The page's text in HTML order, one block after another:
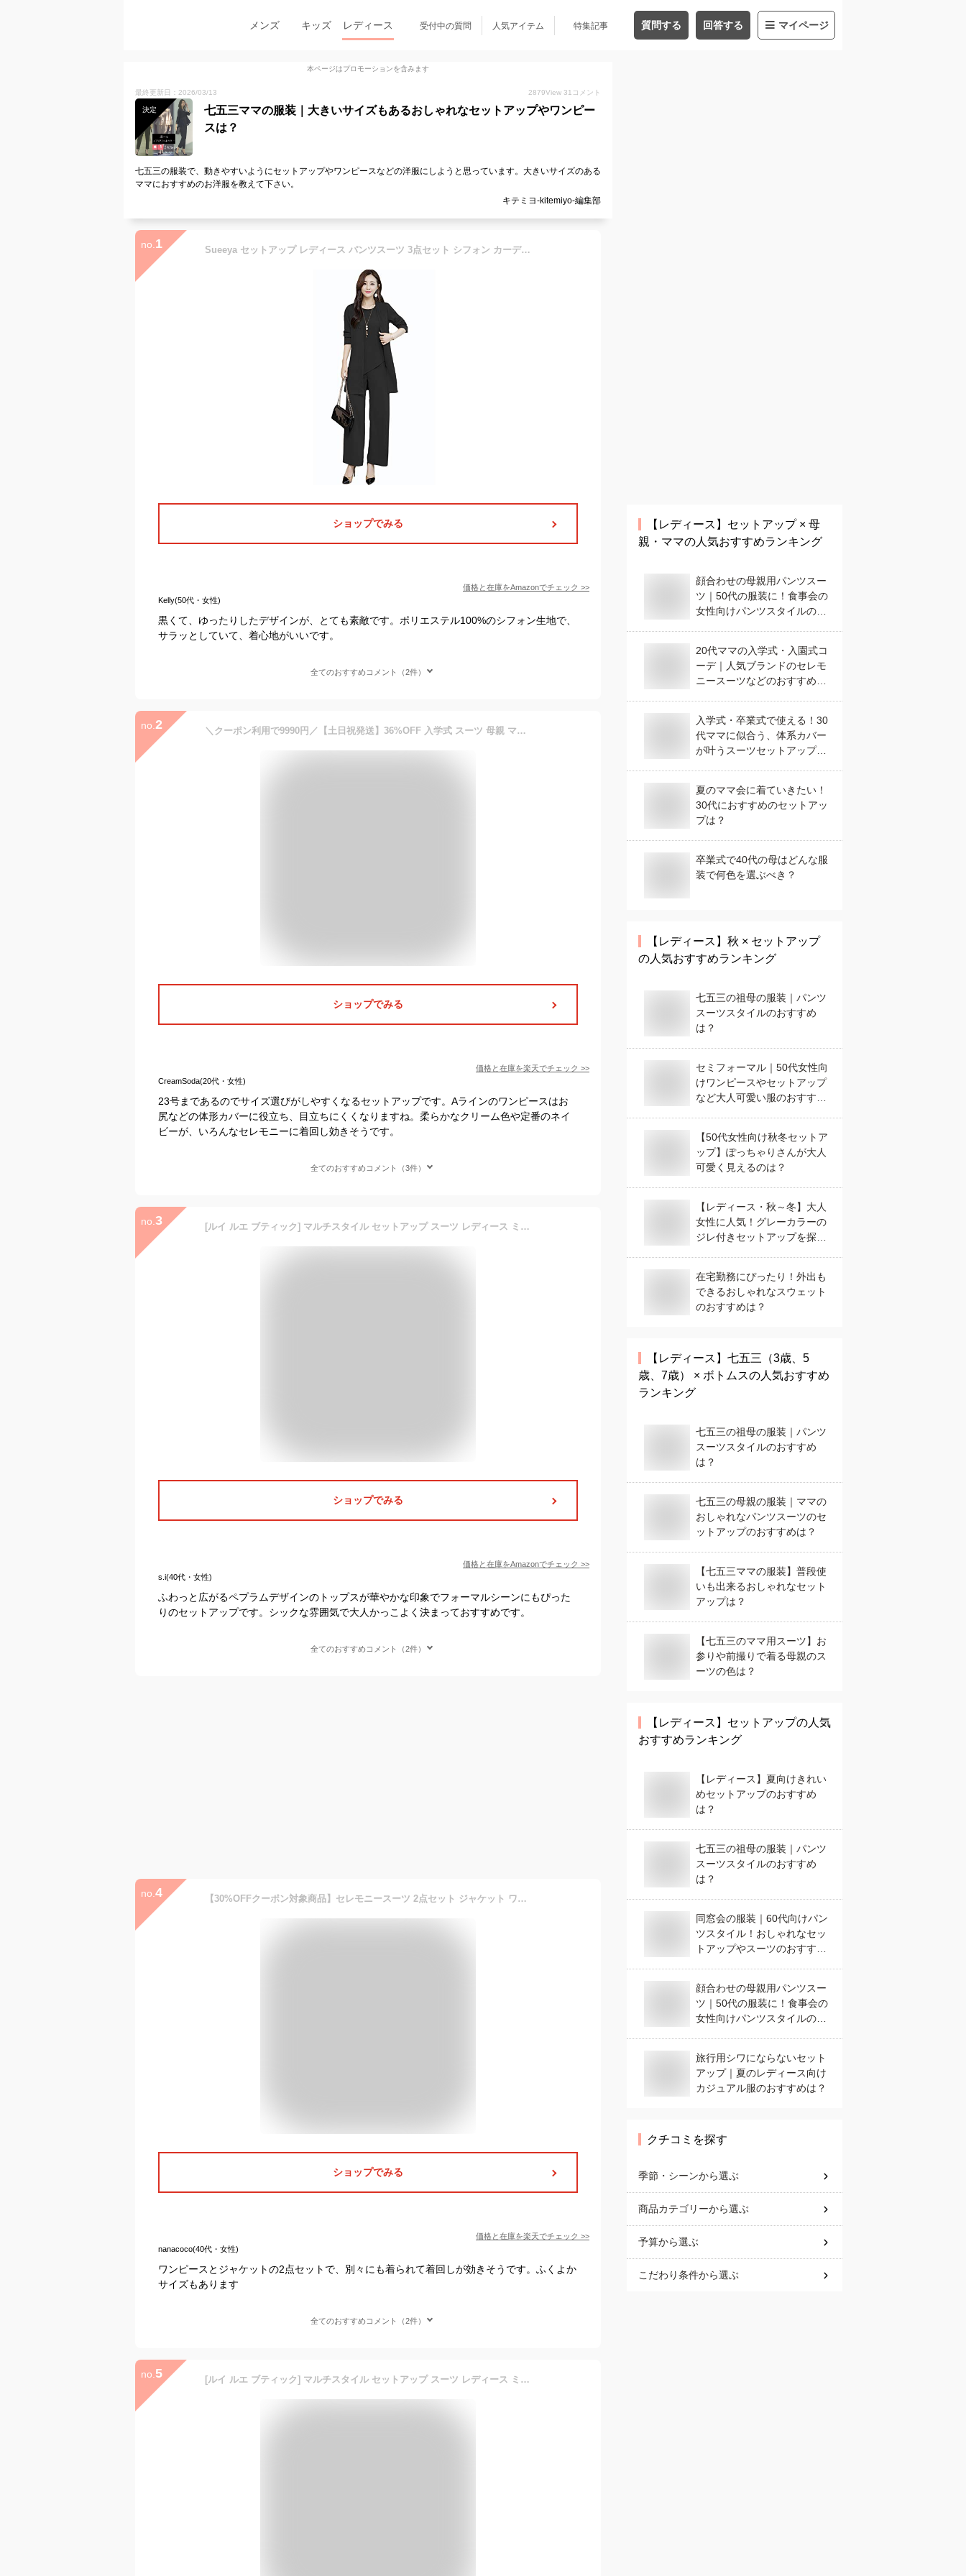
メンズ キッズ レディース 受付中の質問 人気アイテム 特集記事 質問する 回答する マイページ
本ページはプロモーションを含みます
最終更新日：2026/03/13 2879View 31 コメント
決定
七五三ママの服装｜大きいサイズもあるおしゃれなセットアップやワンピー
スは？
七五三の服装で、動きやすいようにセットアップやワンピースなどの洋服にしようと思っています。大きいサイズのある
ママにおすすめのお洋服を教えて下さい。
キテミヨ-kitemiyo-編集部
no. 1 Sueeya セットアップ レディース パンツスーツ 3点セット シフォン カーディガン パンツドレス ゆったり 大きいサイズ 体型カバー カジュアル お洒落 シンプル フォーマル 上品 通勤 ママ 普段着 秋 冬
ショップでみる
価格と在庫をAmazonでチェック >>
Kelly(50代・女性)
黒くて、ゆったりしたデザインが、とても素敵です。ポリエステル100%のシフォン生地で、
サラッとしていて、着心地がいいです。
全てのおすすめコメント（2件）
no. 2 ＼クーポン利用で9990円／【土日祝発送】36%OFF 入学式 スーツ 母親 ママスーツ ワンピース セットアップ 入園式 卒園式 卒業式 お宮参り 七五三 レディース フォーマル スーツ セレモニースーツ 黒 ネイビー カジュアル おしゃれ コーデ かっこいい 試着チケット対象
ショップでみる
価格と在庫を楽天でチェック >>
CreamSoda(20代・女性)
23号まであるのでサイズ選びがしやすくなるセットアップです。Aラインのワンピースはお
尻などの体形カバーに役立ち、目立ちにくくなりますね。柔らかなクリーム色や定番のネイ
ビーが、いろんなセレモニーに着回し効きそうです。
全てのおすすめコメント（3件）
no. 3 [ルイ ルエ ブティック] マルチスタイル セットアップ スーツ レディース ミセス ママ パンツスーツ セレモニースーツ パンツドレス カジュアル フォーマル 長袖 大きいサイズ 式 結婚式 オールシーズン 3L(15号) ブラックPA1081-3L-BL
ショップでみる
価格と在庫をAmazonでチェック >>
s.i(40代・女性)
ふわっと広がるペプラムデザインのトップスが華やかな印象でフォーマルシーンにもぴった
りのセットアップです。シックな雰囲気で大人かっこよく決まっておすすめです。
全てのおすすめコメント（2件）
no. 4 【30%OFFクーポン対象商品】セレモニースーツ 2点セット ジャケット ワンピース ママスーツ フォーマルスーツ レディース ミセス 50代 40代 30代 七五三 お宮参り 入学式 入園式 卒業式 卒園式 親族 母親 服装 女性 大きいサイズ セットアップ 結婚式 黒 上品 即日発送
ショップでみる
価格と在庫を楽天でチェック >>
nanacoco(40代・女性)
ワンピースとジャケットの2点セットで、別々にも着られて着回しが効きそうです。ふくよか
サイズもあります
全てのおすすめコメント（2件）
no. 5 [ルイ ルエ ブティック] マルチスタイル セットアップ スーツ レディース ミセス ママ パンツスーツ セレモニースーツ パンツドレス カジュアル フォーマル 長袖 大きいサイズ 式 結婚式 オールシーズン 3L(15号) ピンクベージュPA1081-3L-2BE
【レディース】 セットアップ × 母
親・ママの人気おすすめランキング
顔合わせの母親用パンツスー
ツ｜50代の服装に！食事会の
女性向けパンツスタイルのお
20代ママの入学式・入園式コ
ーデ｜人気ブランドのセレモ
ニースーツなどのおすすめ
入学式・卒業式で使える！30
代ママに似合う、体系カバー
が叶うスーツセットアップ
夏のママ会に着ていきたい！
30代におすすめのセットアッ
プは？
卒業式で40代の母はどんな服
装で何色を選ぶべき？
【レディース】 秋 × セットアップ
の人気おすすめランキング
七五三の祖母の服装｜パンツ
スーツスタイルのおすすめ
は？
セミフォーマル｜50代女性向
けワンピースやセットアップ
など大人可愛い服のおすすめ
【50代女性向け秋冬セットア
ップ】ぽっちゃりさんが大人
可愛く見えるのは？
【レディース・秋～冬】大人
女性に人気！グレーカラーの
ジレ付きセットアップを探し
在宅勤務にぴったり！外出も
できるおしゃれなスウェット
のおすすめは？
【レディース】 七五三（3歳、5
歳、7歳） × ボトムスの人気おすすめ
ランキング
七五三の祖母の服装｜パンツ
スーツスタイルのおすすめ
は？
七五三の母親の服装｜ママの
おしゃれなパンツスーツのセ
ットアップのおすすめは？
【七五三ママの服装】普段使
いも出来るおしゃれなセット
アップは？
【七五三のママ用スーツ】お
参りや前撮りで着る母親のス
ーツの色は？
【レディース】 セットアップの人気
おすすめランキング
【レディース】夏向けきれい
めセットアップのおすすめ
は？
七五三の祖母の服装｜パンツ
スーツスタイルのおすすめ
は？
同窓会の服装｜60代向けパン
ツスタイル！おしゃれなセッ
トアップやスーツのおすすめ
顔合わせの母親用パンツスー
ツ｜50代の服装に！食事会の
女性向けパンツスタイルのお
旅行用シワにならないセット
アップ｜夏のレディース向け
カジュアル服のおすすめは？
クチコミを探す
季節・シーンから選ぶ
商品カテゴリーから選ぶ
予算から選ぶ
こだわり条件から選ぶ